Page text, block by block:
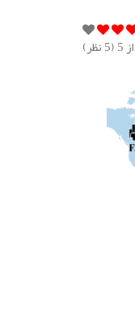
از 5 ( 5نظر)